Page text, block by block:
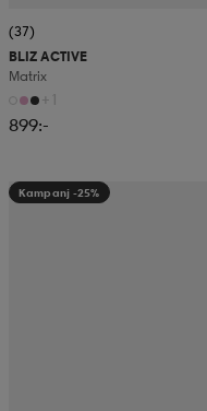
(37)
BLIZ ACTIVE
Matrix
+1
899:-
Kampanj -25%